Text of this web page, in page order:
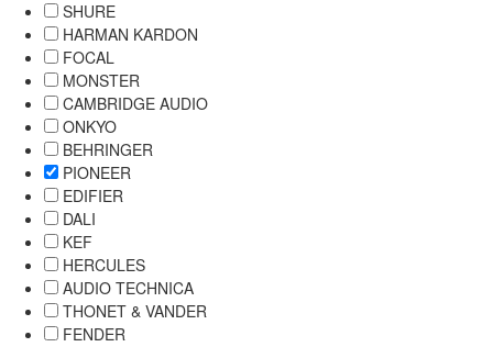
SHURE
HARMAN KARDON
FOCAL
MONSTER
CAMBRIDGE AUDIO
ONKYO
BEHRINGER
PIONEER
EDIFIER
DALI
KEF
HERCULES
AUDIO TECHNICA
THONET & VANDER
FENDER